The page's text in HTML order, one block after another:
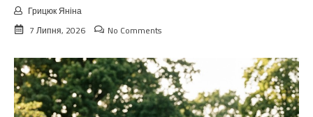
Грицюк Яніна
7 Липня, 2026
No Comments